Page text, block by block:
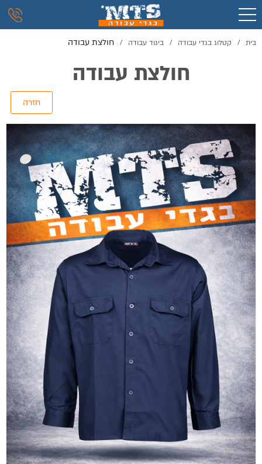
בית / קטלוג בגדי עבודה / ביגוד עבודה / חולצת עבודה
חולצת עבודה